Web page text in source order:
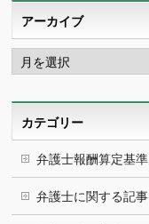
アーカイブ
ア
ー
カ
カテゴリー
弁護士報酬算定基準
弁護士に関する記事